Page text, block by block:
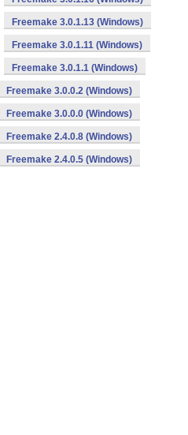
Freemake 3.0.1.13 (Windows)
Freemake 3.0.1.11 (Windows)
Freemake 3.0.1.1 (Windows)
Freemake 3.0.0.2 (Windows)
Freemake 3.0.0.0 (Windows)
Freemake 2.4.0.8 (Windows)
Freemake 2.4.0.5 (Windows)